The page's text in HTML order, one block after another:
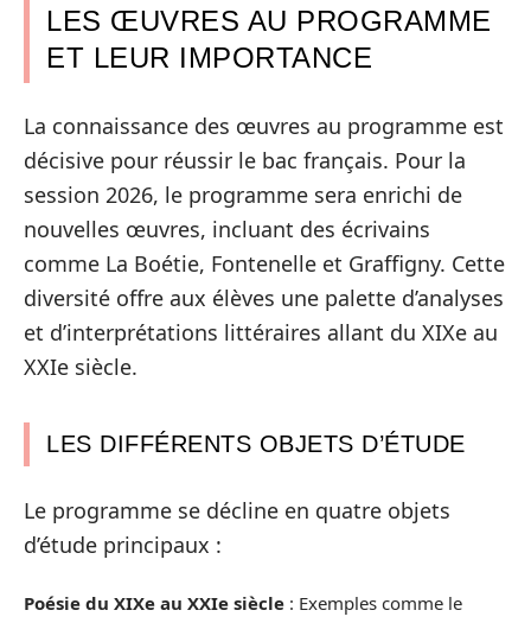
LES ŒUVRES AU PROGRAMME
ET LEUR IMPORTANCE
La connaissance des œuvres au programme est
décisive pour réussir le bac français. Pour la
session 2026, le programme sera enrichi de
nouvelles œuvres, incluant des écrivains
comme La Boétie, Fontenelle et Graffigny. Cette
diversité offre aux élèves une palette d’analyses
et d’interprétations littéraires allant du XIXe au
XXIe siècle.
LES DIFFÉRENTS OBJETS D’ÉTUDE
Le programme se décline en quatre objets
d’étude principaux :
Poésie du XIXe au XXIe siècle : Exemples comme le